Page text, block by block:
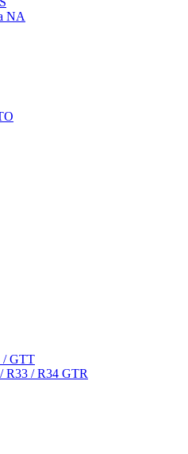
NA
/ GTT
R33 / R34 GTR